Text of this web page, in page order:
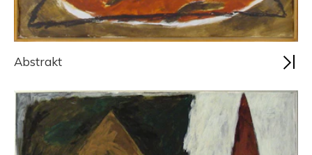
Abstrakt